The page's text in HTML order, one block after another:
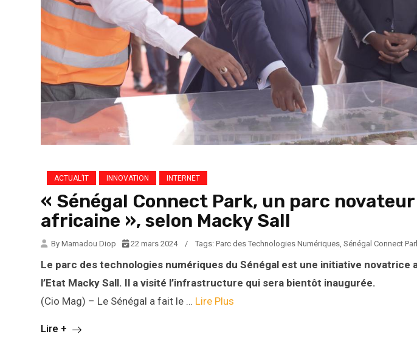
ACTUAL’IT INNOVATION INTERNET
« Sénégal Connect Park, un parc novateur
africaine », selon Macky Sall
By Mamadou Diop 22 mars 2024 / Tags: Parc des Technologies Numériques Sénégal Connect
Le parc des technologies numériques du Sénégal est une initiative novatrice
l’Etat Macky Sall. Il a visité l’infrastructure qui sera bientôt inaugurée.
(Cio Mag) – Le Sénégal a fait le … Lire Plus
Lire +